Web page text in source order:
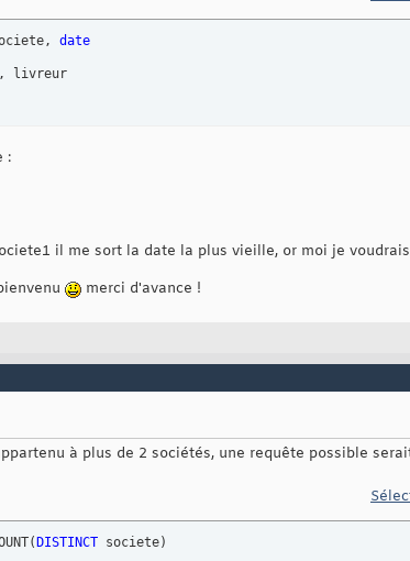
date
livreur
:
il me sort la date la plus vieille, or moi je
merci d'avance !
à plus de 2 sociétés, une requête possible
( DISTINCT societe)